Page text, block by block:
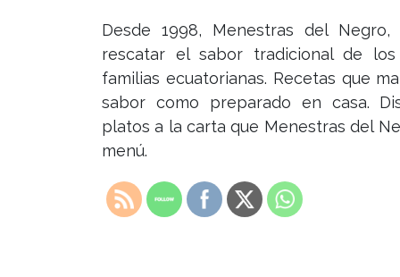
Desde 1998, Menestras del
rescatar el sabor tradicional de
familias ecuatorianas. Recetas que
sabor como preparado en casa.
platos a la carta que Menestras del
menú.